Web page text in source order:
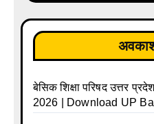
बेसिक शिक्षा परिषद उत्तर
2026 | Download UP